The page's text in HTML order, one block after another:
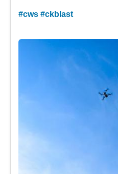
#cws #ckblast